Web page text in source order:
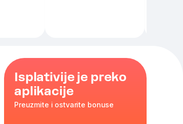
Isplativije je preko
aplikacije
Preuzmite i ostvarite bonuse